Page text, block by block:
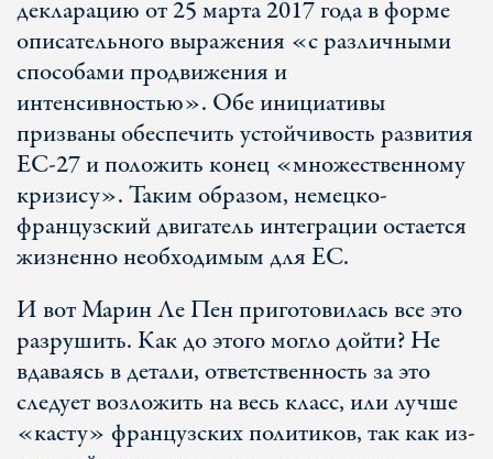
декларацию от 25 марта 2017 года в форме
описательного выражения «с различными
способами продвижения и
интенсивностью». Обе инициативы
призваны обеспечить устойчивость развития
ЕС-27 и положить конец «множественному
кризису». Таким образом, немецко-
французский двигатель интеграции остается
жизненно необходимым для ЕС.
И вот Марин Ле Пен приготовилась все это
разрушить. Как до этого могло дойти? Не
вдаваясь в детали, ответственность за это
следует возложить на весь класс, или лучше
«касту» французских политиков, так как из-